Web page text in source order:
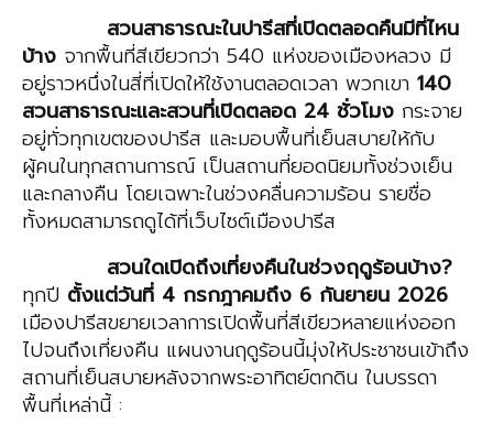
สวนสาธารณะในปารีสที่เปิดตลอดคืนมีที่ไหน
บ้าง จากพื้นที่สีเขียวกว่า 540 แห่งของเมืองหลวง มี
อยู่ราวหนึ่งในสี่ที่เปิดให้ใช้งานตลอดเวลา พวกเขา 140
สวนสาธารณะและสวนที่เปิดตลอด 24 ชั่วโมง กระจาย
อยู่ทั่วทุกเขตของปารีส และมอบพื้นที่เย็นสบายให้กับ
ผู้คนในทุกสถานการณ์ เป็นสถานที่ยอดนิยมทั้งช่วงเย็น
และกลางคืน โดยเฉพาะในช่วงคลื่นความร้อน รายชื่อ
ทั้งหมดสามารถดูได้ที่เว็บไซต์เมืองปารีส
สวนใดเปิดถึงเที่ยงคืนในช่วงฤดูร้อนบ้าง?
ทุกปี ตั้งแต่วันที่ 4 กรกฎาคมถึง 6 กันยายน 2026
เมืองปารีสขยายเวลาการเปิดพื้นที่สีเขียวหลายแห่งออก
ไปจนถึงเที่ยงคืน แผนงานฤดูร้อนนี้มุ่งให้ประชาชนเข้าถึง
สถานที่เย็นสบายหลังจากพระอาทิตย์ตกดิน ในบรรดา
พื้นที่เหล่านี้ :